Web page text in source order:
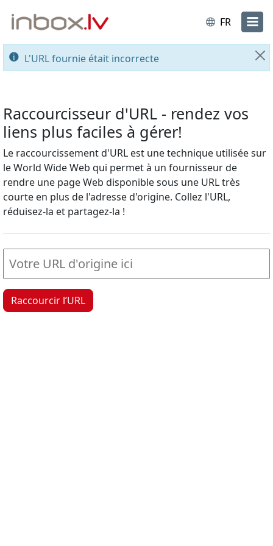
FR
L'URL fournie était incorrecte
Raccourcisseur d'URL - rendez vos
liens plus faciles à gérer!
Le raccourcissement d'URL est une technique utilisée sur
le World Wide Web qui permet à un fournisseur de
rendre une page Web disponible sous une URL très
courte en plus de l'adresse d'origine. Collez l'URL,
réduisez-la et partagez-la !
Raccourcir l’URL